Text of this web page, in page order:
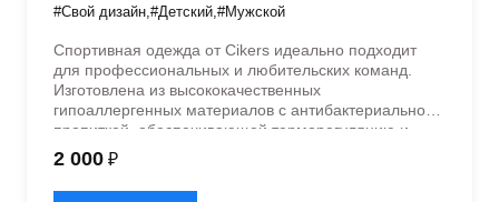
#Свой дизайн #Детский #Мужской
Спортивная одежда от Cikers идеально подходит
для профессиональных и любительских команд.
Изготовлена из высококачественных
гипоаллергенных материалов с антибактериальной
пропиткой, обеспечивающей терморегуляцию и
быстрое влагоотведение. Одежда обладает
эластичностью в 5 направлениях и стильным
дизайном.
2 000 ₽